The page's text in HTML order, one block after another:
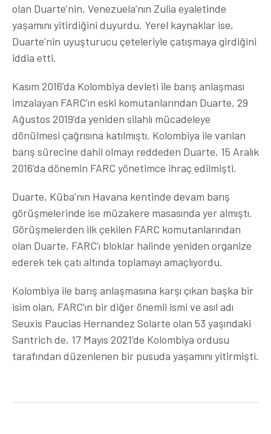
olan Duarte’nin, Venezuela’nın Zulia eyaletinde
yaşamını yitirdiğini duyurdu. Yerel kaynaklar ise,
Duarte’nin uyuşturucu çeteleriyle çatışmaya girdiğini
iddia etti.
Kasım 2016’da Kolombiya devleti ile barış anlaşması
imzalayan FARC’ın eski komutanlarından Duarte, 29
Ağustos 2019’da yeniden silahlı mücadeleye
dönülmesi çağrısına katılmıştı. Kolombiya ile varılan
barış sürecine dahil olmayı reddeden Duarte, 15 Aralık
2016’da dönemin FARC yönetimce ihraç edilmişti.
Duarte, Küba’nın Havana kentinde devam barış
görüşmelerinde ise müzakere masasında yer almıştı.
Görüşmelerden ilk çekilen FARC komutanlarından
olan Duarte, FARC’ı bloklar halinde yeniden organize
ederek tek çatı altında toplamayı amaçlıyordu.
Kolombiya ile barış anlaşmasına karşı çıkan başka bir
isim olan, FARC’ın bir diğer önemli ismi ve asıl adı
Seuxis Paucias Hernandez Solarte olan 53 yaşındaki
Santrich de, 17 Mayıs 2021’de Kolombiya ordusu
tarafından düzenlenen bir pusuda yaşamını yitirmişti.